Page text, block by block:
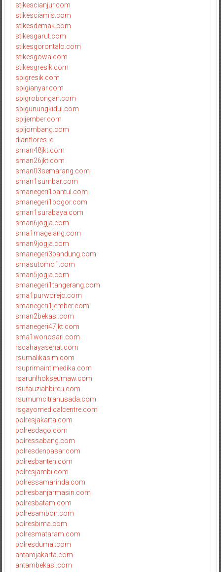
stikescianjur.com
stikesciamis.com
stikesdemak.com
stikesgarut.com
stikesgorontalo.com
stikesgowa.com
stikesgresik.com
spigresik.com
spigianyar.com
spigrobongan.com
spigunungkidul.com
spijember.com
spijombang.com
dianflores.id
sman48jkt.com
sman26jkt.com
sman03semarang.com
sman1sumbar.com
smanegeri1bantul.com
smanegeri1bogor.com
sman1surabaya.com
sman6jogja.com
sma1magelang.com
sman9jogja.com
smanegeri3bandung.com
smasutomo1.com
sman5jogja.com
smanegeri1tangerang.com
sma1purworejo.com
smanegeri1jember.com
sman2bekasi.com
smanegeri47jkt.com
sma1wonosari.com
rscahayasehat.com
rsumalikasim.com
rsuprimaintimedika.com
rsarunlhokseumaw.com
rsufauziahbireu.com
rsumumcitrahusada.com
rsgayomedicalcentre.com
polresjakarta.com
polresdago.com
polressabang.com
polresdenpasar.com
polresbanten.com
polresjambi.com
polressamarinda.com
polresbanjarmasin.com
polresbatam.com
polresambon.com
polresbima.com
polresmataram.com
polresdumai.com
antamjakarta.com
antambekasi.com